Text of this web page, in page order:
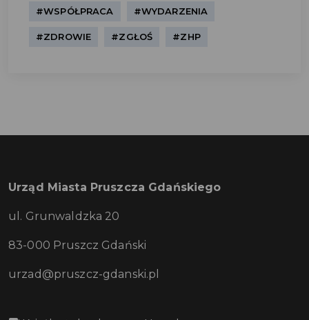
#WSPÓŁPRACA #WYDARZENIA
#ZDROWIE #ZGŁOŚ #ZHP
Urząd Miasta Pruszcza Gdańskiego
ul. Grunwaldzka 20
83-000 Pruszcz Gdański
urzad@pruszcz-gdanski.pl